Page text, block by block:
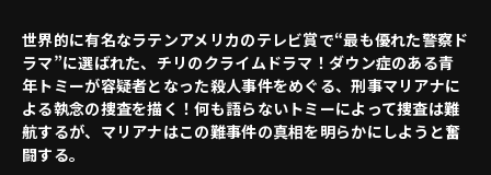
世界的に有名なラテンアメリカのテレビ賞で“最も優れた警察ド
ラマ”に選ばれた、チリのクライムドラマ！ダウン症のある青
年トミーが容疑者となった殺人事件をめぐる、刑事マリアナに
よる執念の捜査を描く！何も語らないトミーによって捜査は難
航するが、マリアナはこの難事件の真相を明らかにしようと奮
闘する。